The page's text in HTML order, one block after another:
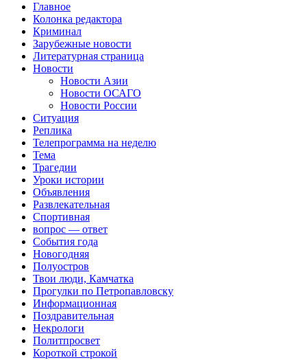
Главное
Колонка редактора
Криминал
Зарубежные новости
Литературная страница
Новости
Новости Азии
Новости ОСАГО
Новости России
Ситуация
Реплика
Телепрограмма на неделю
Тема
Трагедии
Уроки истории
Объявления
Развлекательная
Спортивная
вопрос — ответ
События года
Новогодняя
Полуостров
Твои люди, Камчатка
Прогулки по Петропавловску
Информационная
Поздравительная
Некрологи
Политпросвет
Короткой строкой